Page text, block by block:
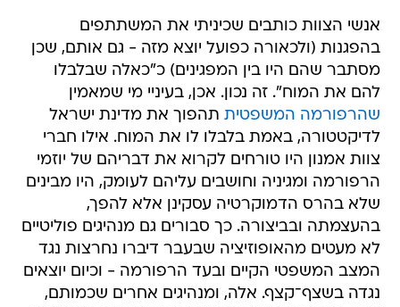
אנשי הצוות כותבים שכיניתי את המשתתפים
בהפגנות (ולכאורה כפועל יוצא מזה - גם אותם, שכן
מסתבר שהם היו בין המפגינים) כ"כאלה שבלבלו
להם את המוח". זה נכון. אכן, בעיניי מי שמאמין
שהרפורמה המשפטית תהפוך את מדינת ישראל
לדיקטטורה, באמת בלבלו לו את המוח. אילו חברי
צוות אמנון היו טורחים לקרוא את דבריהם של יוזמי
הרפורמה ומגיניה וחושבים עליהם לעומק, היו מבינים
שלא בהרס הדמוקרטיה עסקינן אלא להפך,
בהעצמתה ובביצורה. כך סבורים גם מנהיגים פוליטיים
לא מעטים מהאופוזיציה שבעבר דיברו נחרצות נגד
המצב המשפטי הקיים ובעד הרפורמה - וכיום יוצאים
נגדה בשצף־קצף. אלה, ומנהיגים אחרים שכמותם,